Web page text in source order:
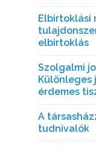
Elbirtoklási
elbirtoklás
Szolgalmi
Különleges
érdemes
A
tudnivalók